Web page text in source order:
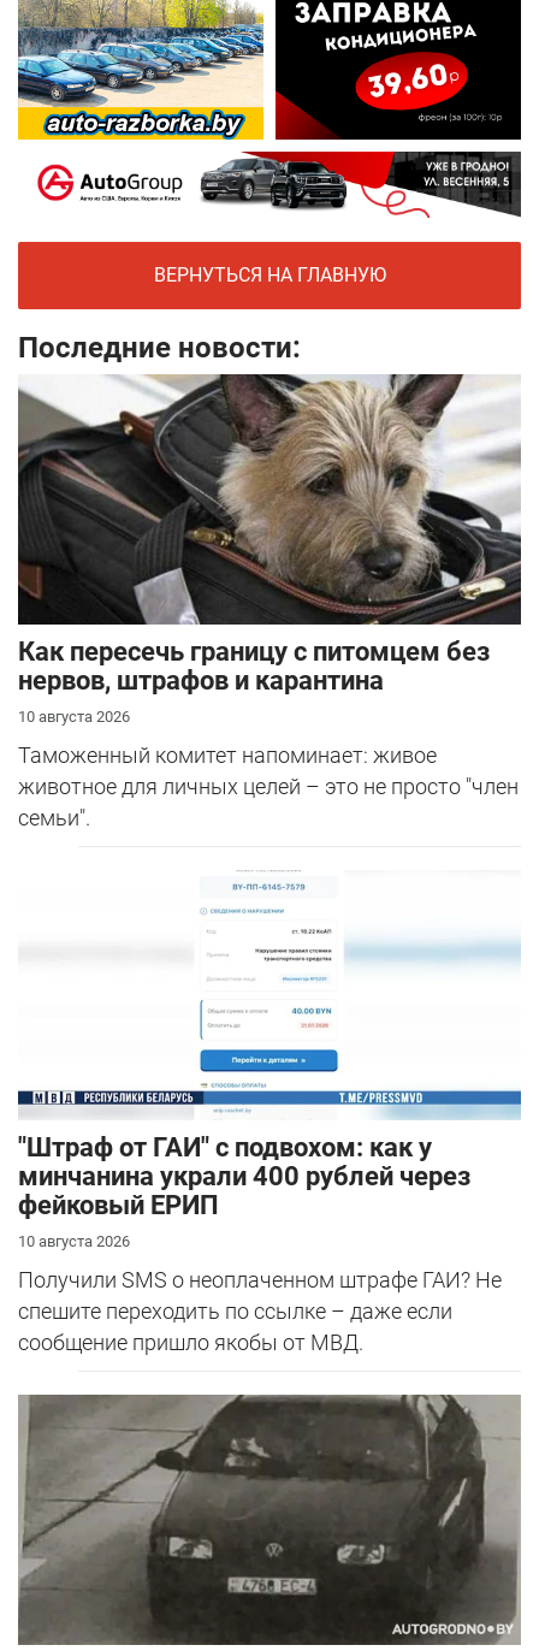
ВЕРНУТЬСЯ НА ГЛАВНУЮ
Последние новости:
Как пересечь границу с питомцем без
нервов, штрафов и карантина
10 августа 2026
Таможенный комитет напоминает: живое
животное для личных целей – это не просто "член
семьи".
"Штраф от ГАИ" с подвохом: как у
минчанина украли 400 рублей через
фейковый ЕРИП
10 августа 2026
Получили SMS о неоплаченном штрафе ГАИ? Не
спешите переходить по ссылке – даже если
сообщение пришло якобы от МВД.